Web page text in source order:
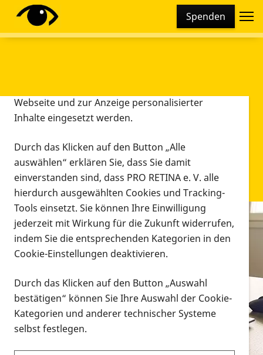
Spenden
Infomaterial
Infomaterial
Vorlesen
Alle Infomaterialien in verschiedenen
Formaten an einem Ort
Sie möchten wissen, wie Sie nach Infonmaterial
Diese Webseite setzt verschiedene Cookies und
Tracking-Tools ein. Dies beinhaltet Cookies und
Webseite und zur Anzeige personalisierter
Inhalte eingesetzt werden.
Durch das Klicken auf den Button „Alle
auswählen“ erklären Sie, dass Sie damit
einverstanden sind, dass PRO RETINA e. V. alle
hierdurch ausgewählten Cookies und Tracking-
Tools einsetzt. Sie können Ihre Einwilligung
jederzeit mit Wirkung für die Zukunft widerrufen,
indem Sie die entsprechenden Kategorien in den
Cookie-Einstellungen deaktivieren.
Durch das Klicken auf den Button „Auswahl
bestätigen“ können Sie Ihre Auswahl der Cookie-
Kategorien und anderer technischer Systeme
selbst festlegen.